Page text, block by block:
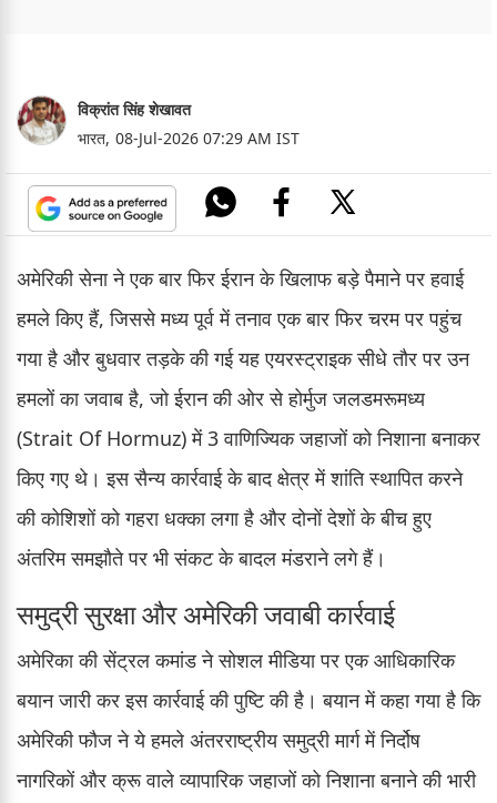
विक्रांत सिंह शेखावत
भारत, 08-Jul-2026 07:29 AM IST
अमेरिकी सेना ने एक बार फिर ईरान के खिलाफ बड़े पैमाने पर हवाई
हमले किए हैं, जिससे मध्य पूर्व में तनाव एक बार फिर चरम पर पहुंच
गया है और बुधवार तड़के की गई यह एयरस्ट्राइक सीधे तौर पर उन
हमलों का जवाब है, जो ईरान की ओर से होर्मुज जलडमरूमध्य
(Strait Of Hormuz) में 3 वाणिज्यिक जहाजों को निशाना बनाकर
किए गए थे। इस सैन्य कार्रवाई के बाद क्षेत्र में शांति स्थापित करने
की कोशिशों को गहरा धक्का लगा है और दोनों देशों के बीच हुए
अंतरिम समझौते पर भी संकट के बादल मंडराने लगे हैं।
समुद्री सुरक्षा और अमेरिकी जवाबी कार्रवाई
अमेरिका की सेंट्रल कमांड ने सोशल मीडिया पर एक आधिकारिक
बयान जारी कर इस कार्रवाई की पुष्टि की है। बयान में कहा गया है कि
अमेरिकी फौज ने ये हमले अंतरराष्ट्रीय समुद्री मार्ग में निर्दोष
नागरिकों और क्रू वाले व्यापारिक जहाजों को निशाना बनाने की भारी